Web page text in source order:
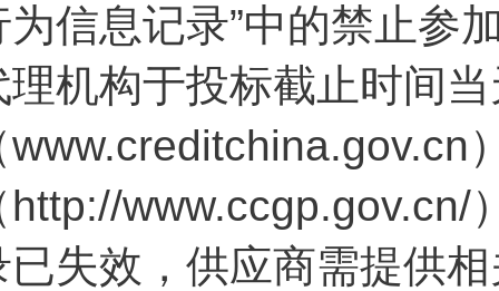
为信息记录”中的禁止参
理机构于投标截止时间当
www.creditchina.gov.cn
http://www.ccgp.gov.cn/
已失效，供应商需提供